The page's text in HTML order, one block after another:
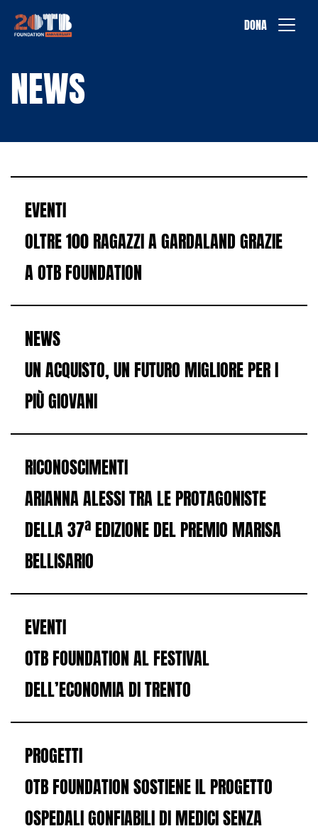
DONA
NEWS
EVENTI
OLTRE 100 RAGAZZI A GARDALAND GRAZIE
A OTB FOUNDATION
NEWS
UN ACQUISTO, UN FUTURO MIGLIORE PER I
PIÙ GIOVANI
RICONOSCIMENTI
ARIANNA ALESSI TRA LE PROTAGONISTE
DELLA 37ª EDIZIONE DEL PREMIO MARISA
BELLISARIO
EVENTI
OTB FOUNDATION AL FESTIVAL
DELL’ECONOMIA DI TRENTO
PROGETTI
OTB FOUNDATION SOSTIENE IL PROGETTO
OSPEDALI GONFIABILI DI MEDICI SENZA